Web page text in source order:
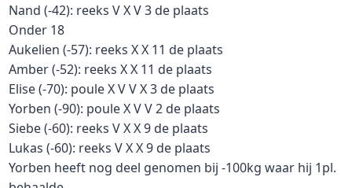
Nand (-42): reeks V X V 3 de plaats
Onder 18
Aukelien (-57): reeks X X 11 de plaats
Amber (-52): reeks X X 11 de plaats
Elise (-70): poule X V V X 3 de plaats
Yorben (-90): poule X V V 2 de plaats
Siebe (-60): reeks V X X 9 de plaats
Lukas (-60): reeks V X X 9 de plaats
Yorben heeft nog deel genomen bij -100kg waar hij 1pl.